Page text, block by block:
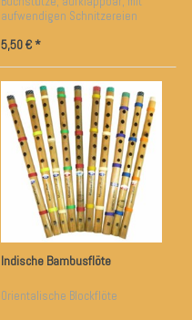
aufwendigen Schnitzereien
5,50 € *
Indische Bambusflöte
Orientalische Blockflöte